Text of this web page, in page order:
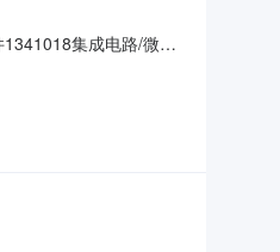
集成电路/微电
式：补充说明：C